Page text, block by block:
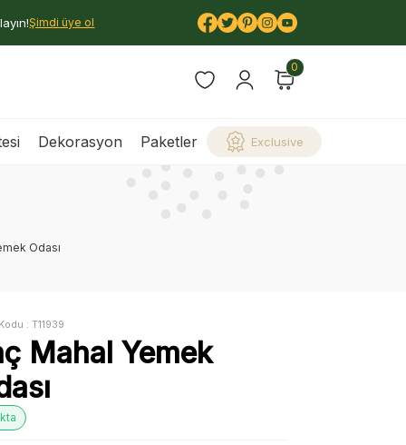
Şimdi üye ol
0
Dekorasyon Paketler Exclusive
Odası
:T11939
Mahal Yemek